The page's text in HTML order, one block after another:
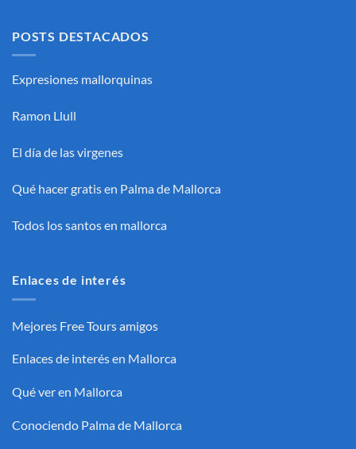
POSTS DESTACADOS
Expresiones mallorquinas
Ramon Llull
El día de las virgenes
Qué hacer gratis en Palma de Mallorca
Todos los santos en mallorca
Enlaces de interés
Mejores Free Tours amigos
Enlaces de interés en Mallorca
Qué ver en Mallorca
Conociendo Palma de Mallorca